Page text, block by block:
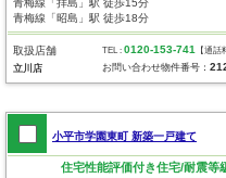
青梅線「昭島」駅 徒歩18分
取扱店舗
立川店
TEL :0120-153-741 【通話
お問い合わせ物件番号：
小平市学園東町 新築一戸建て
住宅性能評価付き住宅/耐震等